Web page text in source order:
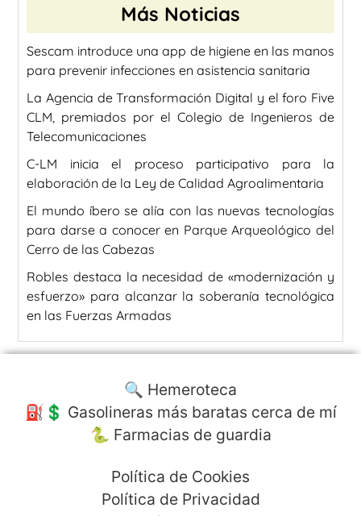
Más Noticias
Sescam introduce una app de higiene en las manos
para prevenir infecciones en asistencia sanitaria
La Agencia de Transformación Digital y el foro Five
CLM, premiados por el Colegio de Ingenieros de
Telecomunicaciones
C-LM inicia el proceso participativo para la
elaboración de la Ley de Calidad Agroalimentaria
El mundo íbero se alía con las nuevas tecnologías
para darse a conocer en Parque Arqueológico del
Cerro de las Cabezas
Robles destaca la necesidad de «modernización y
esfuerzo» para alcanzar la soberanía tecnológica
en las Fuerzas Armadas
🔍 Hemeroteca
⛽️💲 Gasolineras más baratas cerca de mí
🐍 Farmacias de guardia
Política de Cookies
Política de Privacidad